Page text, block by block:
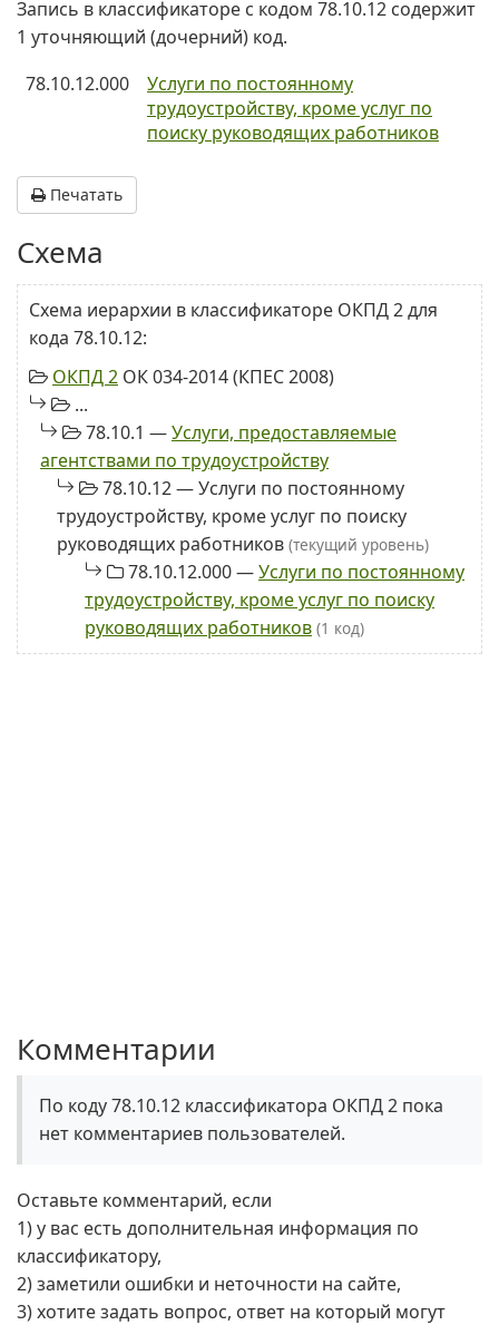
Запись в классификаторе с кодом 78.10.12 содержит
1 уточняющий (дочерний) код.
78.10.12.000
Услуги по постоянному
трудоустройству, кроме услуг по
поиску руководящих работников
Печатать
Схема
Схема иерархии в классификаторе ОКПД 2 для
кода 78.10.12:
ОКПД 2 ОК 034-2014 (КПЕС 2008)
...
78.10.1 —Услуги, предоставляемые
агентствами по трудоустройству
78.10.12 — Услуги по постоянному
трудоустройству, кроме услуг по поиску
руководящих работников (текущий уровень)
78.10.12.000 —Услуги по постоянному
трудоустройству, кроме услуг по поиску
руководящих работников (1 код)
Комментарии
По коду 78.10.12 классификатора ОКПД 2 пока
нет комментариев пользователей.
Оставьте комментарий, если
1) у вас есть дополнительная информация по
классификатору,
2) заметили ошибки и неточности на сайте,
3) хотите задать вопрос, ответ на который могут